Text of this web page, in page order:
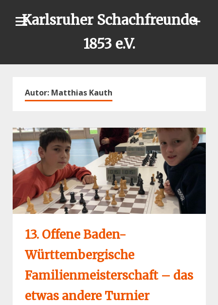
Karlsruher Schachfreunde
1853 e.V.
Autor: Matthias Kauth
13. Offene Baden-
Württembergische
Familienmeisterschaft – das
etwas andere Turnier